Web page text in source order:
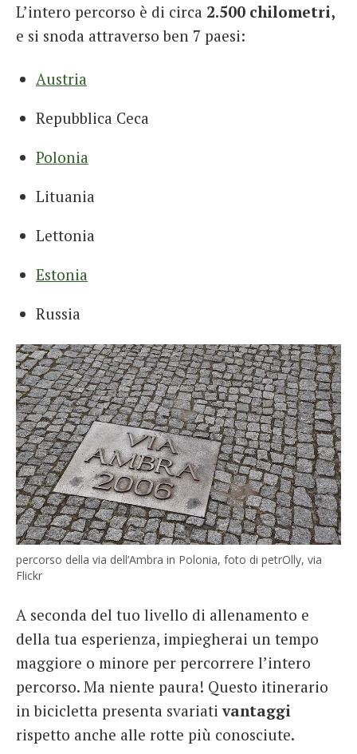
L’intero percorso è di circa 2.500 chilometri,
e si snoda attraverso ben 7 paesi:
Austria
Repubblica Ceca
Polonia
Lituania
Lettonia
Estonia
Russia
percorso della via dell’Ambra in Polonia, foto di petrOlly, via
Flickr
A seconda del tuo livello di allenamento e
della tua esperienza, impiegherai un tempo
maggiore o minore per percorrere l’intero
percorso. Ma niente paura! Questo itinerario
in bicicletta presenta svariativantaggi
rispetto anche alle rotte più conosciute.